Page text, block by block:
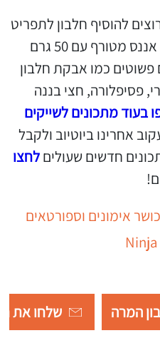
להוסיף חלבון לתפריט
היומי שלכם? הכנו לכם שייק אננס מטורף עם 50 גרם
כמו אבקת חלבון
פסיפלורה, חצי בננה
בעוד מתכונים לשייקים
אחרינו ביוטיוב ולקבל
חדשים שעוליםלחצו
אימונים וספורטאים
המרה שלחו את